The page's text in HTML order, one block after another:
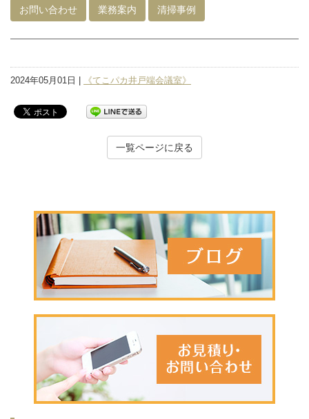
お問い合わせ 業務案内 清掃事例
2024年05月01日 | 《てこパカ井戸端会議室》
一覧ページに戻る